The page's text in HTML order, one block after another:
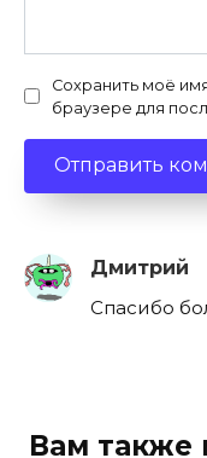
Сохранить моё
браузере для
Дмитрий
Спасибо
Вам также